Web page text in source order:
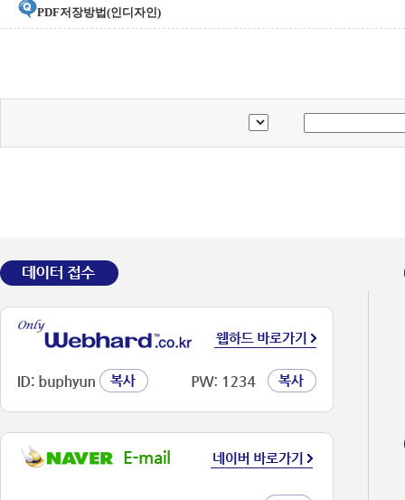
PDF저장방법(인디자인)